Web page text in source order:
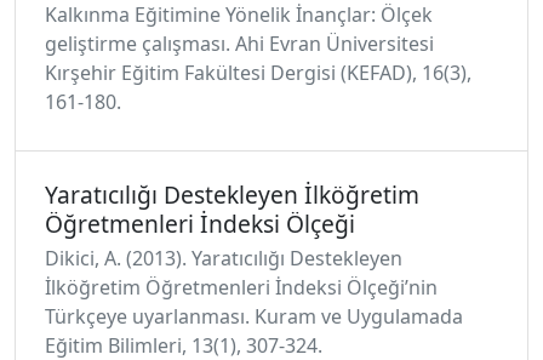
Kalkınma Eğitimine Yönelik İnançlar: Ölçek
geliştirme çalışması. Ahi Evran Üniversitesi
Kırşehir Eğitim Fakültesi Dergisi (KEFAD), 16(3),
161-180.
Yaratıcılığı Destekleyen İlköğretim
Öğretmenleri İndeksi Ölçeği
Dikici, A. (2013). Yaratıcılığı Destekleyen
İlköğretim Öğretmenleri İndeksi Ölçeği’nin
Türkçeye uyarlanması. Kuram ve Uygulamada
Eğitim Bilimleri, 13(1), 307-324.